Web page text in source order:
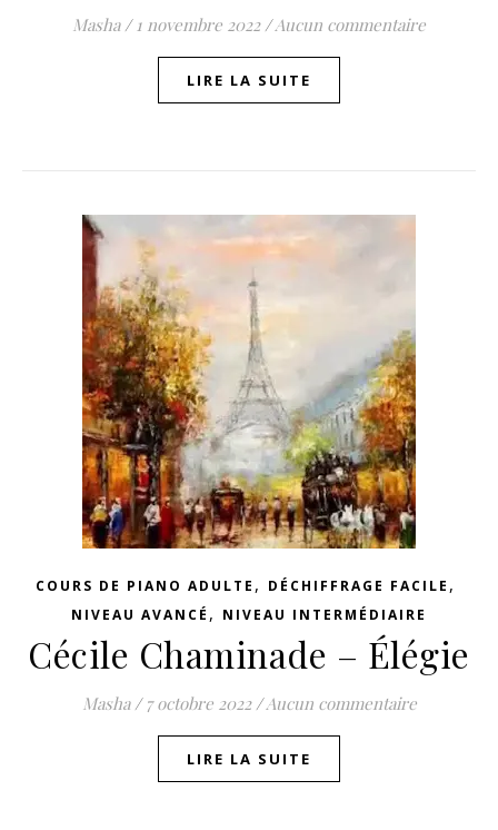
Masha / 1 novembre 2022 /Aucun commentaire
LIRE LA SUITE
COURS DE PIANO ADULTE , DÉCHIFFRAGE FACILE ,
NIVEAU AVANCÉ , NIVEAU INTERMÉDIAIRE
Cécile Chaminade – Élégie
Masha / 7 octobre 2022 /Aucun commentaire
LIRE LA SUITE